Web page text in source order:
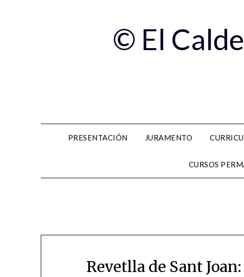
© El
PRESENTACIÓN JURAMENTO
CURSOS
Revetlla de Sant